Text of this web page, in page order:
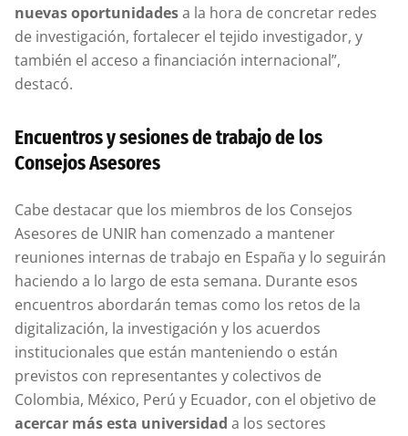
nuevas oportunidadesa la hora de concretar redes
de investigación, fortalecer el tejido investigador, y
también el acceso a financiación internacional”,
destacó.
Encuentros y sesiones de trabajo de los
Consejos Asesores
Cabe destacar que los miembros de los Consejos
Asesores de UNIR han comenzado a mantener
reuniones internas de trabajo en España y lo seguirán
haciendo a lo largo de esta semana. Durante esos
encuentros abordarán temas como los retos de la
digitalización, la investigación y los acuerdos
institucionales que están manteniendo o están
previstos con representantes y colectivos de
Colombia, México, Perú y Ecuador, con el objetivo de
acercar más esta universidad a los sectores